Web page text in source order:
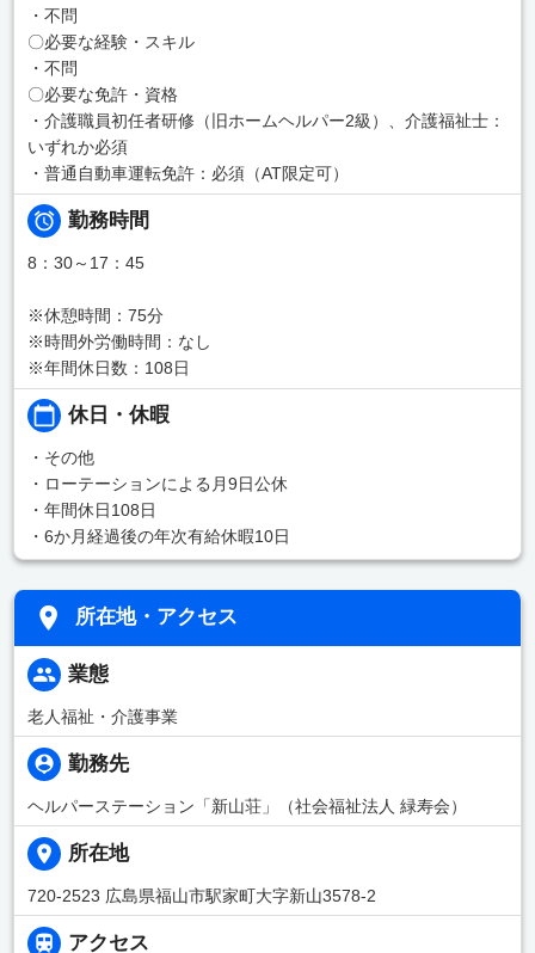
・不問
〇必要な経験・スキル
・不問
〇必要な免許・資格
・介護職員初任者研修（旧ホームヘルパー2級）、介護福祉士：
いずれか必須
・普通自動車運転免許：必須（AT限定可）
勤務時間
8：30～17：45
※休憩時間：75分
※時間外労働時間：なし
※年間休日数：108日
休日・休暇
・その他
・ローテーションによる月9日公休
・年間休日108日
・6か月経過後の年次有給休暇10日
所在地・アクセス
業態
老人福祉・介護事業
勤務先
ヘルパーステーション「新山荘」（社会福祉法人 緑寿会）
所在地
720-2523 広島県福山市駅家町大字新山3578-2
アクセス